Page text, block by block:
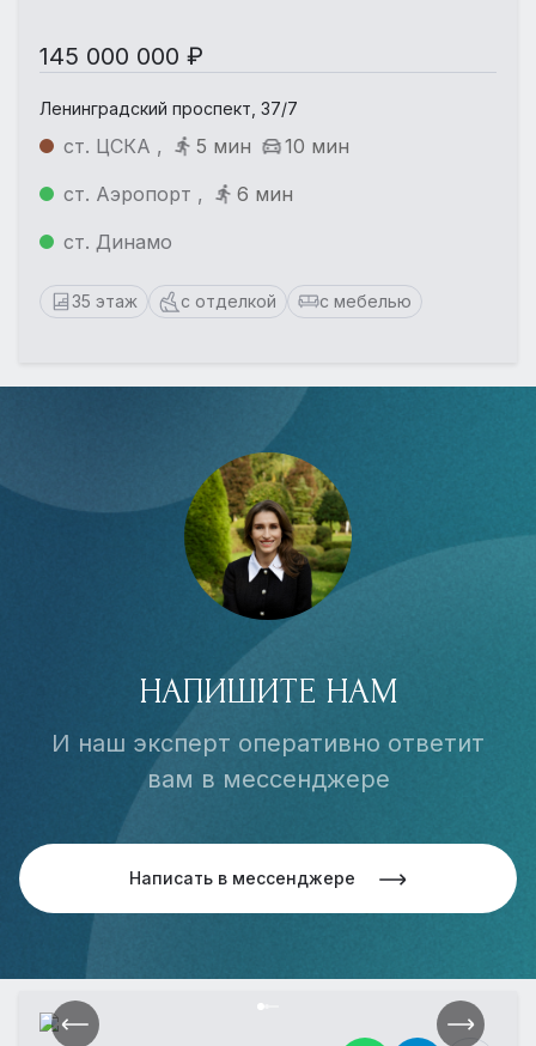
145 000 000 ₽
Ленинградский проспект, 37/7
ст. ЦСКА , 5 мин
10 мин
ст. Аэропорт ,
6 мин
ст. Динамо
35 этаж с отделкой с мебелью
НАПИШИТЕ НАМ
И наш эксперт оперативно ответит
вам в мессенджере
Написать в мессенджере